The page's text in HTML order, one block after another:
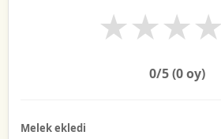
★
★
★
★
0/5 (0oy)
Melek ekledi